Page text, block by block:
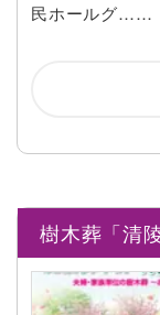
民ホールグ……
樹木葬「清